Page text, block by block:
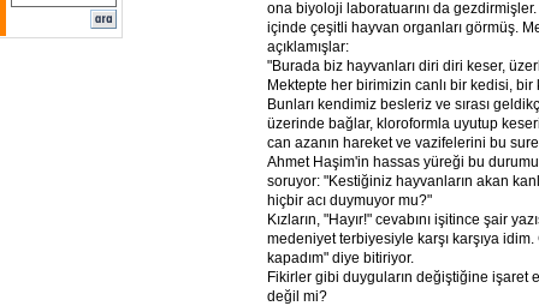
ona biyoloji laboratuarını da
içinde çeşitli hayvan organları görmüş.
açıklamışlar:
"Burada biz hayvanları diri diri keser,
Mektepte her birimizin canlı bir kedisi, bir
Bunları kendimiz besleriz ve sırası
üzerinde bağlar, kloroformla uyutup
can azanın hareket ve vazifelerini bu
Ahmet Haşim'in hassas yüreği bu
soruyor: "Kestiğiniz hayvanların akan
hiçbir acı duymuyor mu?"
Kızların, "Hayır!" cevabını işitince şair
medeniyet terbiyesiyle karşı karşıya
kapadım" diye bitiriyor.
Fikirler gibi duyguların değiştiğine işaret
değil mi?